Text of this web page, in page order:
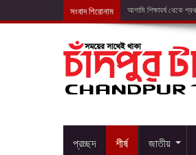
সংবাদ শিরোনাম ১০ আগস্ট এসএ
প্রচ্ছদ শীর্ষ জাতীয়